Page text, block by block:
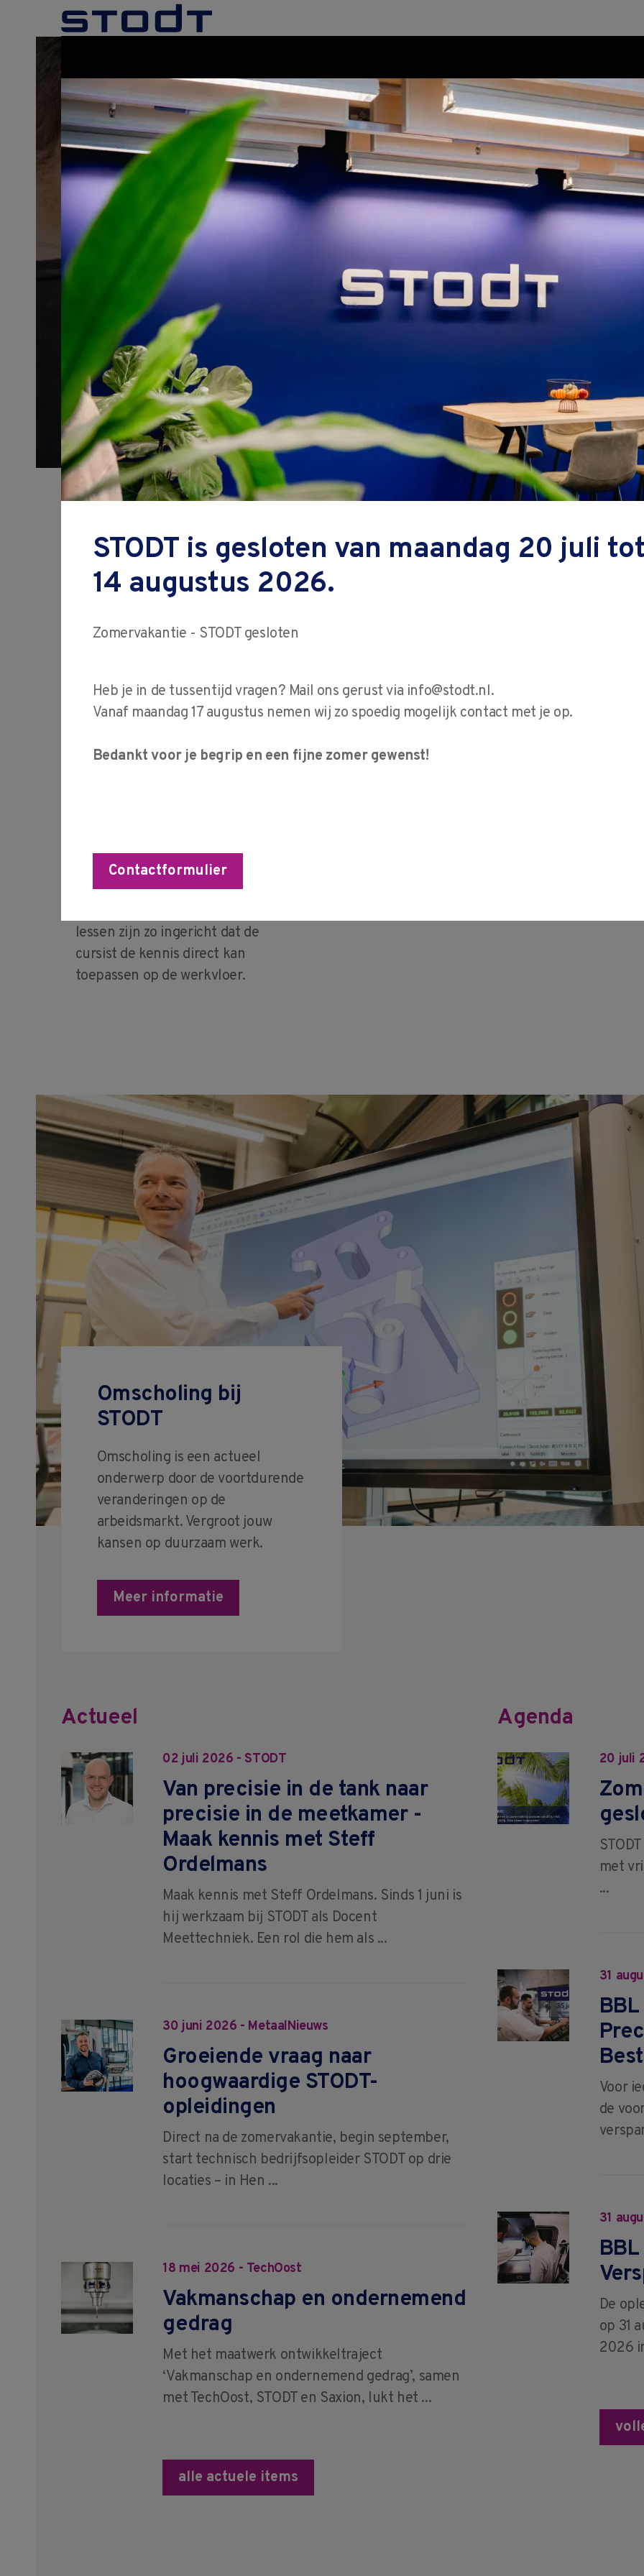
Dé technische
bedrijfsopleider
Meer over STODT
Vind een opleiding
die bij je past.
Unieke, direct
bedrijfsopleider gespecialiseerd in
verspanen en meten, opgericht
lessen zijn zo ingericht dat de
cursist de kennis direct kan
toepassen op de werkvloer.
40 jaar vakmanschap
Omscholing bij
STODT
Omscholing is een actueel
onderwerp door de voortdurende
veranderingen op de
arbeidsmarkt. Vergroot jouw
kansen op duurzaam werk.
Meer informatie
Actueel
02 juli 2026 - STODT
Van precisie in de tank naar
precisie in de meetkamer -
Maak kennis met Steff
Ordelmans
Maak kennis met Steff Ordelmans. Sinds 1 juni is
hij werkzaam bij STODT als Docent
Meettechniek. Een rol die hem als ...
30 juni 2026 - MetaalNieuws
Groeiende vraag naar
hoogwaardige STODT-
opleidingen
Direct na de zomervakantie, begin september,
start technisch bedrijfsopleider STODT op drie
locaties – in Hen ...
18 mei 2026 - TechOost
Vakmanschap en ondernemend
gedrag
Met het maatwerk ontwikkeltraject
‘Vakmanschap en ondernemend gedrag’, samen
met TechOost, STODT en Saxion, lukt het ...
alle actuele items
Agenda
20 juli
met
...
31
Best
Voor
de
31
De
op 31
2026
STODT is gesloten van maandag 20 juli
14 augustus 2026.
Zomervakantie - STODT gesloten
Heb je in de tussentijd vragen? Mail ons gerust via info@stodt.nl.
Vanaf maandag 17 augustus nemen wij zo spoedig mogelijk contact met je op.
Bedankt voor je begrip en een fijne zomer gewenst!
Contactformulier